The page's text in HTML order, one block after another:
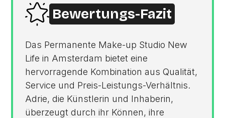
Bewertungs-Fazit
Das Permanente Make-up Studio New
Life in Amsterdam bietet eine
hervorragende Kombination aus Qualität,
Service und Preis-Leistungs-Verhältnis.
Adrie, die Künstlerin und Inhaberin,
überzeugt durch ihr Können, ihre